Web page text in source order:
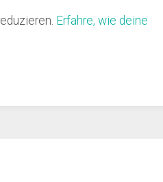
Erfahre, wie deine